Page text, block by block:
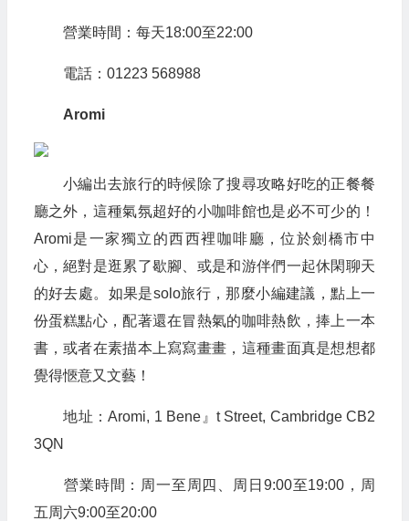
營業時間：每天18:00至22:00
電話：01223 568988
Aromi
小編出去旅行的時候除了搜尋攻略好吃的正餐餐
廳之外，這種氣氛超好的小咖啡館也是必不可少的！
Aromi是一家獨立的西西裡咖啡廳，位於劍橋市中
心，絕對是逛累了歇腳、或是和游伴們一起休閑聊天
的好去處。如果是solo旅行，那麼小編建議，點上一
份蛋糕點心，配著還在冒熱氣的咖啡熱飲，捧上一本
書，或者在素描本上寫寫畫畫，這種畫面真是想想都
覺得愜意又文藝！
地址：Aromi, 1 Bene』t Street, Cambridge CB2
3QN
營業時間：周一至周四、周日9:00至19:00，周
五周六9:00至20:00